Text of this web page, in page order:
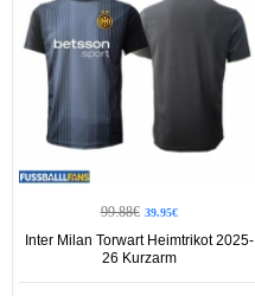
99.88€ 39.95€
Inter Milan Torwart Heimtrikot 2025-
26 Kurzarm